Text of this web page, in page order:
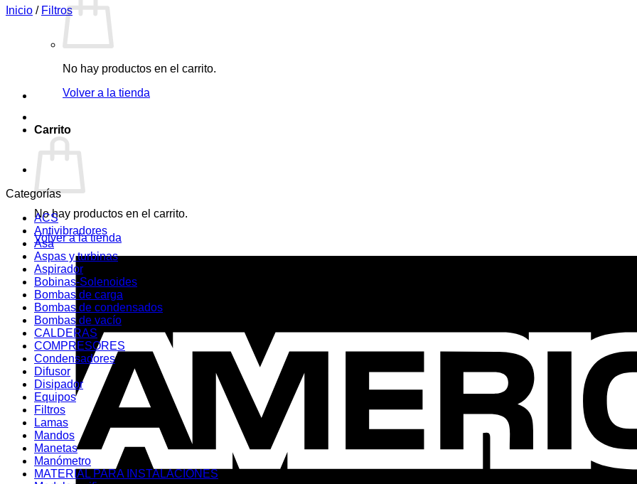
No hay productos en el carrito.
Volver a la tienda
Carrito
No hay productos en el carrito.
Volver a la tienda
Inicio / Filtros
Categorías
ACS
Antivibradores
Asa
Aspas y turbinas
Aspirador
Bobinas-Solenoides
Bombas de carga
Bombas de condensados
Bombas de vacío
CALDERAS
COMPRESORES
Condensadores
Difusor
Disipador
Equipos
Filtros
Lamas
Mandos
Manetas
Manómetro
MATERIAL PARA INSTALACIONES